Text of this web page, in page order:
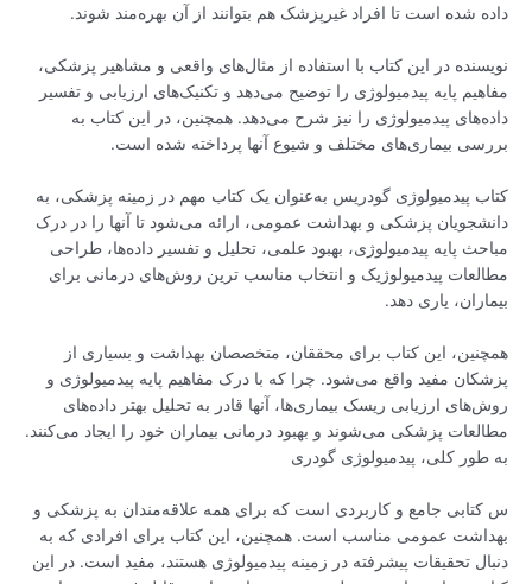
داده شده است تا افراد غیرپزشک هم بتوانند از آن بهره‌مند شوند.
نویسنده در این کتاب با استفاده از مثال‌های واقعی و مشاهیر پزشکی،
مفاهیم پایه پیدمیولوژی را توضیح می‌دهد و تکنیک‌های ارزیابی و تفسیر
داده‌های پیدمیولوژی را نیز شرح می‌دهد. همچنین، در این کتاب به
بررسی بیماری‌های مختلف و شیوع آنها پرداخته شده است.
کتاب پیدمیولوژی گودریس به‌عنوان یک کتاب مهم در زمینه پزشکی، به
دانشجویان پزشکی و بهداشت عمومی، ارائه می‌شود تا آنها را در درک
مباحث پایه پیدمیولوژی، بهبود علمی، تحلیل و تفسیر داده‌ها، طراحی
مطالعات پیدمیولوژیک و انتخاب مناسب ترین روش‌های درمانی برای
بیماران، یاری دهد.
همچنین، این کتاب برای محققان، متخصصان بهداشت و بسیاری از
پزشکان مفید واقع می‌شود. چرا که با درک مفاهیم پایه پیدمیولوژی و
روش‌های ارزیابی ریسک بیماری‌ها، آنها قادر به تحلیل بهتر داده‌های
مطالعات پزشکی می‌شوند و بهبود درمانی بیماران خود را ایجاد می‌کنند.
به طور کلی، پیدمیولوژی گودری
س کتابی جامع و کاربردی است که برای همه علاقه‌مندان به پزشکی و
بهداشت عمومی مناسب است. همچنین، این کتاب برای افرادی که به
دنبال تحقیقات پیشرفته در زمینه پیدمیولوژی هستند، مفید است. در این